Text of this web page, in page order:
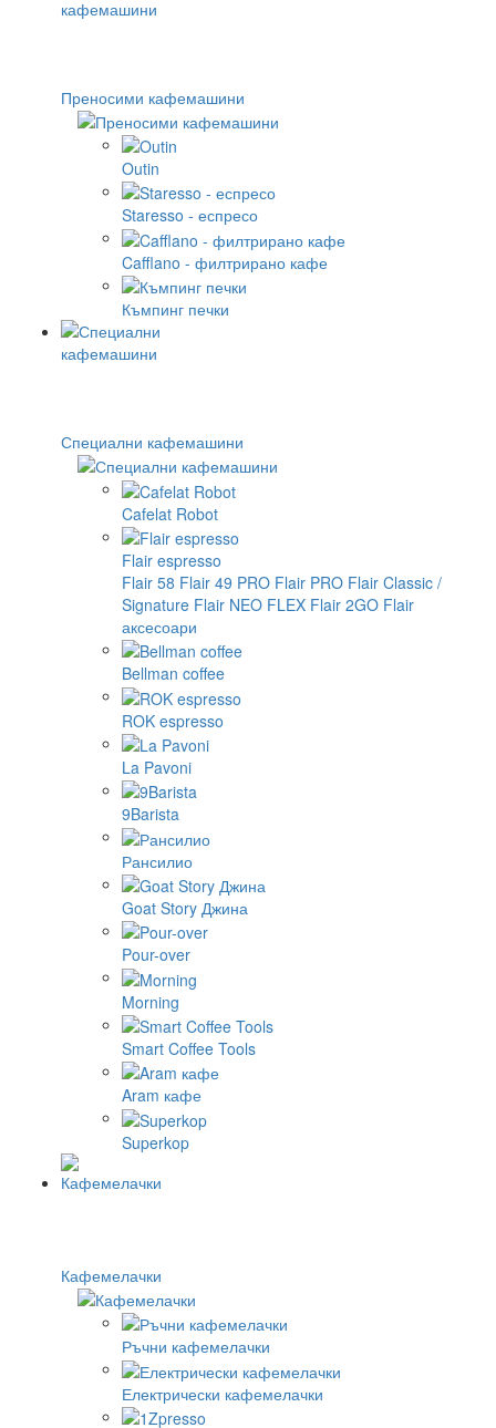
Преносими кафемашини
Outin
Staresso - еспресо
Cafflano - филтрирано кафе
Къмпинг печки
Специални кафемашини
Cafelat Robot
Flair espresso
Flair 58 Flair 49 PRO Flair PRO Flair Classic /
Signature Flair NEO FLEX Flair 2GO Flair
аксесоари
Bellman coffee
ROK espresso
La Pavoni
9Barista
Рансилио
Goat Story Джина
Pour-over
Morning
Smart Coffee Tools
Aram кафе
Superkop
Кафемелачки
Ръчни кафемелачки
Електрически кафемелачки